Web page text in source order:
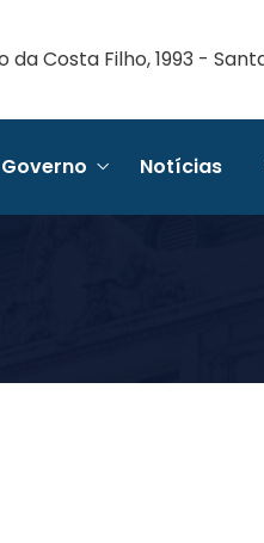
da Costa Filho, 1993 -
Governo Notícias